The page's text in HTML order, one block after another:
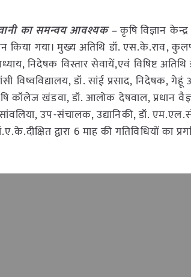
का समन्वय आवश्यक –कृषि विज्ञान
किया गया। मुख्य अतिथि डॉ. एस.के.राव,
निदेषक विस्तार सेवायें,एवं विषिष्ट अतिथि
विष्वविद्यालय, डॉ. सांई प्रसाद, निदेषक,
कॉलेज खंडवा, डॉ. आलोक देषवाल, प्रधान
सांवलिया, उप-संचालक, उद्यानिकी, डॉ.
द्वारा 6 माह की गतिविधियों का